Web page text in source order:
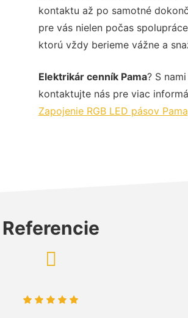
kontaktu až po samotné
pre vás nielen počas
ktorú vždy berieme vážne a
Elektrikár cenník Pama? S
kontaktujte nás pre viac
Zapojenie RGB LED pásov Pama
Referencie